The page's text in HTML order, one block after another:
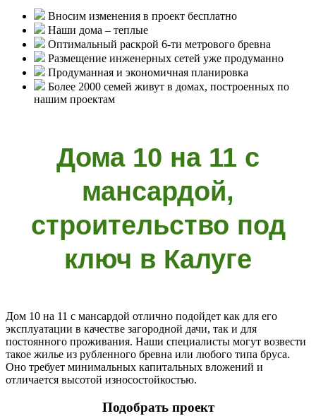
Вносим изменения в проект бесплатно
Наши дома – теплые
Оптимальный раскрой 6-ти метрового бревна
Размещение инженерных сетей уже продуманно
Продуманная и экономичная планировка
Более 2000 семей живут в домах, построенных по
нашим проектам
Дома 10 на 11 с
мансардой,
строительство под
ключ в Калуге
Дом 10 на 11 с мансардой отлично подойдет как для его
эксплуатации в качестве загородной дачи, так и для
постоянного проживания. Наши специалисты могут возвести
такое жилье из рубленного бревна или любого типа бруса.
Оно требует минимальных капитальных вложений и
отличается высотой износостойкостью.
Подобрать проект